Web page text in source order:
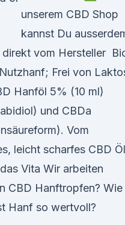
unserem CBD Shop
kannst Du
vom Hersteller
Frei von
Hanföl 5% (10 ml)
und CBDa
Vom
leicht scharfes CBD
Vita Wir arbeiten
CBD Hanftropfen? Wie
Hanf so wertvoll?